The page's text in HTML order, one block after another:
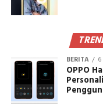
BERITA
OPPO